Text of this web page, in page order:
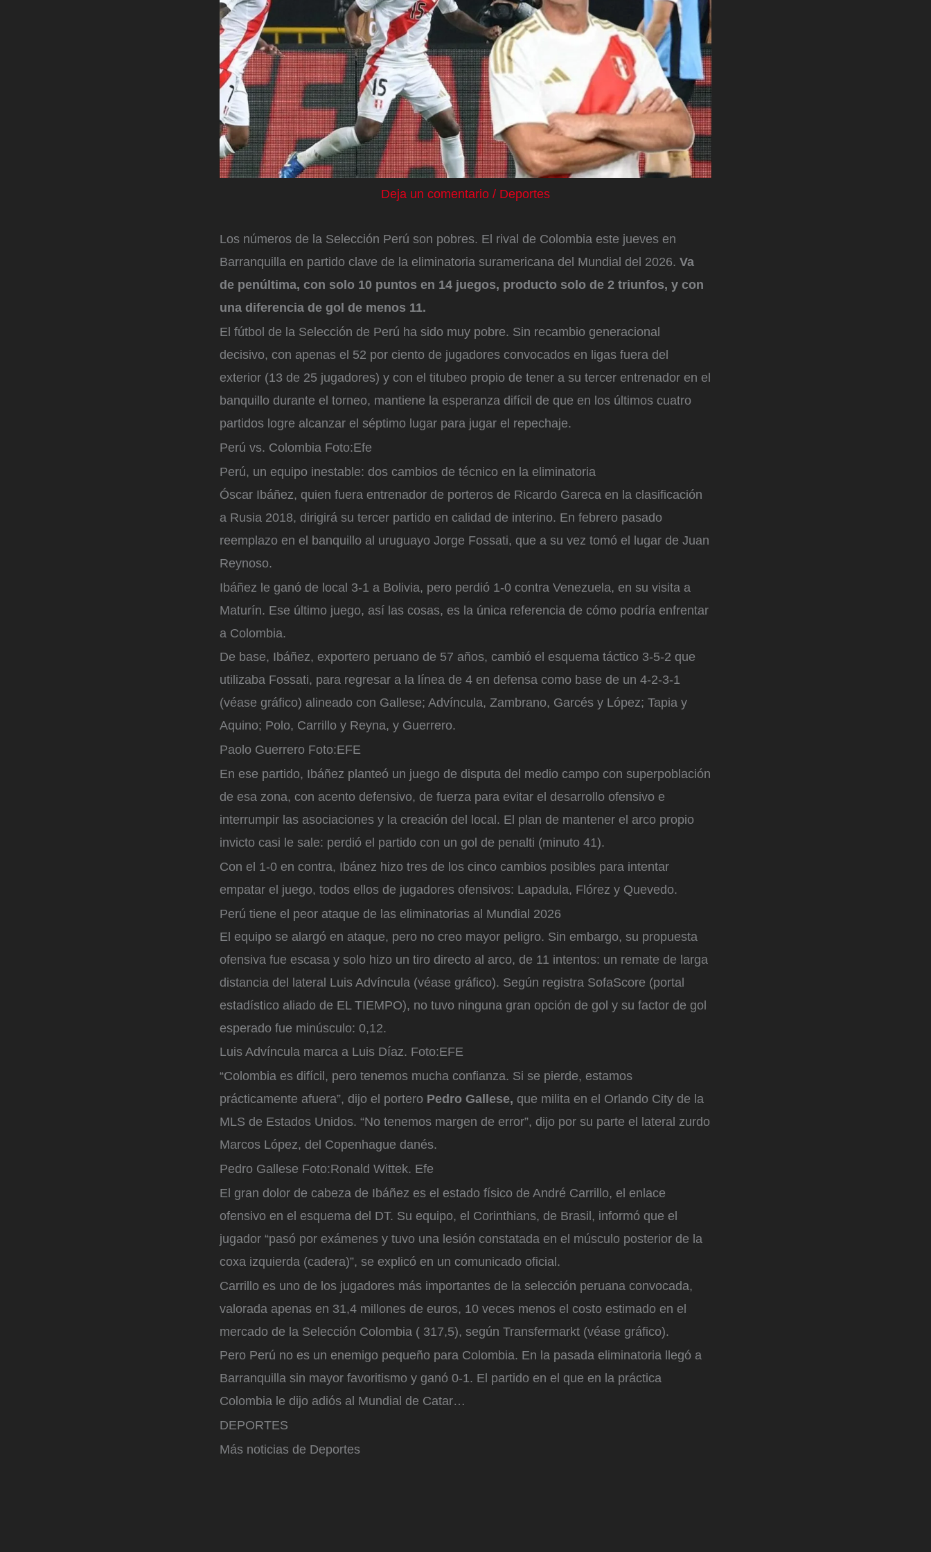
Deja un comentario / Deportes
Los números de la Selección Perú son pobres. El rival de Colombia este jueves en
Barranquilla en partido clave de la eliminatoria suramericana del Mundial del 2026. Va
de penúltima, con solo 10 puntos en 14 juegos, producto solo de 2 triunfos, y con
una diferencia de gol de menos 11.
El fútbol de la Selección de Perú ha sido muy pobre. Sin recambio generacional
decisivo, con apenas el 52 por ciento de jugadores convocados en ligas fuera del
exterior (13 de 25 jugadores) y con el titubeo propio de tener a su tercer entrenador en el
banquillo durante el torneo, mantiene la esperanza difícil de que en los últimos cuatro
partidos logre alcanzar el séptimo lugar para jugar el repechaje.
Perú vs. Colombia Foto:Efe
Perú, un equipo inestable: dos cambios de técnico en la eliminatoria
Óscar Ibáñez, quien fuera entrenador de porteros de Ricardo Gareca en la clasificación
a Rusia 2018, dirigirá su tercer partido en calidad de interino. En febrero pasado
reemplazo en el banquillo al uruguayo Jorge Fossati, que a su vez tomó el lugar de Juan
Reynoso.
Ibáñez le ganó de local 3-1 a Bolivia, pero perdió 1-0 contra Venezuela, en su visita a
Maturín. Ese último juego, así las cosas, es la única referencia de cómo podría enfrentar
a Colombia.
De base, Ibáñez, exportero peruano de 57 años, cambió el esquema táctico 3-5-2 que
utilizaba Fossati, para regresar a la línea de 4 en defensa como base de un 4-2-3-1
(véase gráfico) alineado con Gallese; Advíncula, Zambrano, Garcés y López; Tapia y
Aquino; Polo, Carrillo y Reyna, y Guerrero.
Paolo Guerrero Foto:EFE
En ese partido, Ibáñez planteó un juego de disputa del medio campo con superpoblación
de esa zona, con acento defensivo, de fuerza para evitar el desarrollo ofensivo e
interrumpir las asociaciones y la creación del local. El plan de mantener el arco propio
invicto casi le sale: perdió el partido con un gol de penalti (minuto 41).
Con el 1-0 en contra, Ibánez hizo tres de los cinco cambios posibles para intentar
empatar el juego, todos ellos de jugadores ofensivos: Lapadula, Flórez y Quevedo.
Perú tiene el peor ataque de las eliminatorias al Mundial 2026
El equipo se alargó en ataque, pero no creo mayor peligro. Sin embargo, su propuesta
ofensiva fue escasa y solo hizo un tiro directo al arco, de 11 intentos: un remate de larga
distancia del lateral Luis Advíncula (véase gráfico). Según registra SofaScore (portal
estadístico aliado de EL TIEMPO), no tuvo ninguna gran opción de gol y su factor de gol
esperado fue minúsculo: 0,12.
Luis Advíncula marca a Luis Díaz. Foto:EFE
“Colombia es difícil, pero tenemos mucha confianza. Si se pierde, estamos
prácticamente afuera”, dijo el portero Pedro Gallese, que milita en el Orlando City de la
MLS de Estados Unidos. “No tenemos margen de error”, dijo por su parte el lateral zurdo
Marcos López, del Copenhague danés.
Pedro Gallese Foto:Ronald Wittek. Efe
El gran dolor de cabeza de Ibáñez es el estado físico de André Carrillo, el enlace
ofensivo en el esquema del DT. Su equipo, el Corinthians, de Brasil, informó que el
jugador “pasó por exámenes y tuvo una lesión constatada en el músculo posterior de la
coxa izquierda (cadera)”, se explicó en un comunicado oficial.
Carrillo es uno de los jugadores más importantes de la selección peruana convocada,
valorada apenas en 31,4 millones de euros, 10 veces menos el costo estimado en el
mercado de la Selección Colombia ( 317,5), según Transfermarkt (véase gráfico).
Pero Perú no es un enemigo pequeño para Colombia. En la pasada eliminatoria llegó a
Barranquilla sin mayor favoritismo y ganó 0-1. El partido en el que en la práctica
Colombia le dijo adiós al Mundial de Catar…
DEPORTES
Más noticias de Deportes